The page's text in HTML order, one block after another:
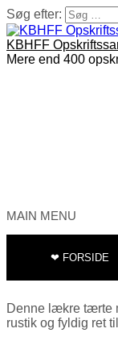
Søg efter:
KBHFF
Mere end 400
MAIN MENU
❤︎ FORSIDE
Denne lækre tærte
rustik og fyldig ret